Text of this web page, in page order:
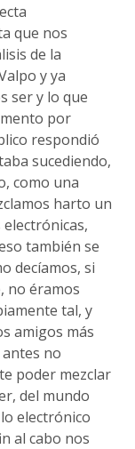
que nos
de la
y ya
ser y lo que
por
respondió
sucediendo,
como una
harto un
también se
decíamos, si
no éramos
tal, y
amigos más
no
poder mezclar
del mundo
electrónico
al cabo nos